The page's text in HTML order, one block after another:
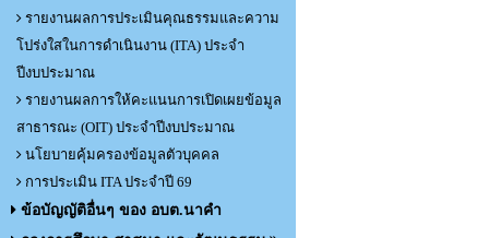
รายงานผลการประเมินคุณธรรมและความ
โปร่งใสในการดำเนินงาน (ITA) ประจำ
ปีงบประมาณ
รายงานผลการให้คะแนนการเปิดเผยข้อมูล
สาธารณะ (OIT) ประจำปีงบประมาณ
นโยบายคุ้มครองข้อมูลตัวบุคคล
การประเมิน ITA ประจำปี 69
ข้อบัญญัติอื่นๆ ของ อบต.นาคำ